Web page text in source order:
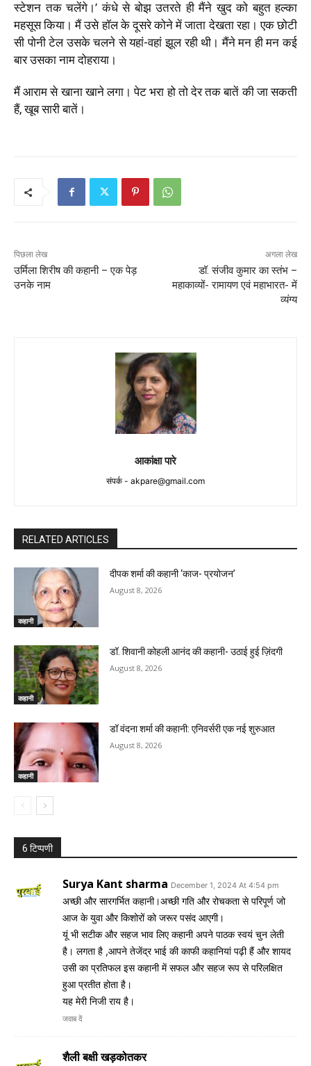
स्टेशन तक चलेंगे।’ कंधे से बोझ उतरते ही मैंने खुद को बहुत हल्का
महसूस किया। मैं उसे हॉल के दूसरे कोने में जाता देखता रहा। एक छोटी
सी पोनी टेल उसके चलने से यहां-वहां झूल रही थी। मैंने मन ही मन कई
बार उसका नाम दोहराया।
मैं आराम से खाना खाने लगा। पेट भरा हो तो देर तक बातें की जा सकती
हैं, खूब सारी बातें।
पिछला लेख
उर्मिला शिरीष की कहानी – एक पेड़
उनके नाम
अगला लेख
डॉ. संजीव कुमार का स्तंभ –
महाकाव्यों- रामायण एवं महाभारत- में
व्‍यंग्‍य
आकांक्षा पारे
संपर्क - akpare@gmail.com
RELATED ARTICLES
कहानी
दीपक शर्मा की कहानी ‘काज- प्रयोजन’
August 8, 2026
कहानी
डॉ. शिवानी कोहली आनंद की कहानी- उठाई हुई ज़िंदगी
August 8, 2026
कहानी
डॉ वंदना शर्मा की कहानी: एनिवर्सरी एक नई शुरुआत
August 8, 2026
6 टिप्पणी
Surya Kant sharma December 1, 2024 At 4:54 pm
अच्छी और सारगर्भित कहानी।अच्छी गति और रोचकता से परिपूर्ण जो
आज के युवा और किशोरों को जरूर पसंद आएगी।
यूं भी सटीक और सहज भाव लिए कहानी अपने पाठक स्वयं चुन लेती
है। लगता है ,आपने तेजेंद्र भाई की काफी कहानियां पढ़ी हैं और शायद
उसी का प्रतिफल इस कहानी में सफल और सहज रूप से परिलक्षित
हुआ प्रतीत होता है।
यह मेरी निजी राय है।
जवाब दें
शैली बक्षी खड़कोतकर